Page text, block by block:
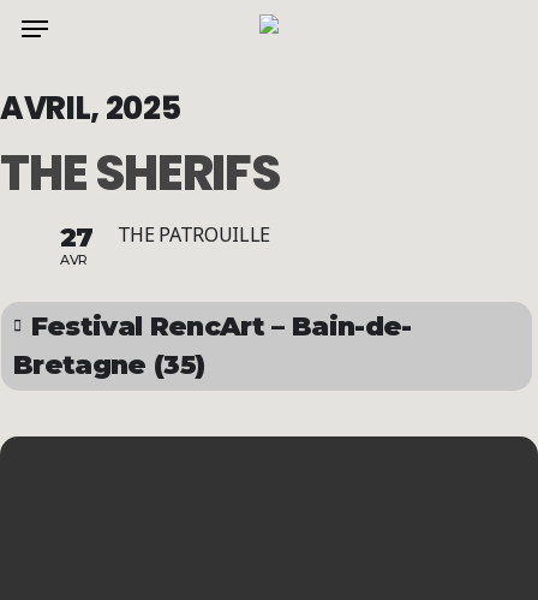
Skip
content
Menu
AVRIL, 2025
THE SHERIFS
27
AVR
THE PATROUILLE
Festival RencArt – Bain-de-
Bretagne (35)